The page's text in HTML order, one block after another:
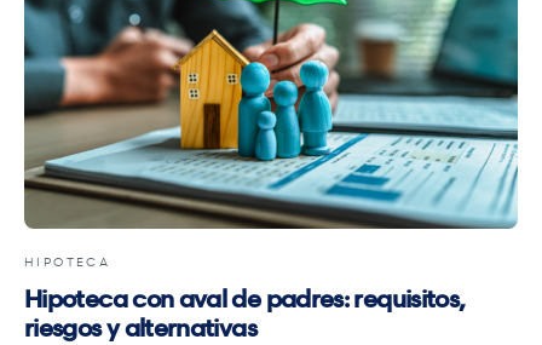
HIPOTECA
Hipoteca con aval de padres: requisitos,
riesgos y alternativas